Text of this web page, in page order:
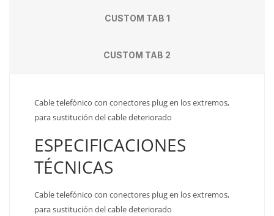
CUSTOM TAB 1
CUSTOM TAB 2
Cable telefónico con conectores plug en los extremos,
para sustitución del cable deteriorado
ESPECIFICACIONES
TÉCNICAS
Cable telefónico con conectores plug en los extremos,
para sustitución del cable deteriorado